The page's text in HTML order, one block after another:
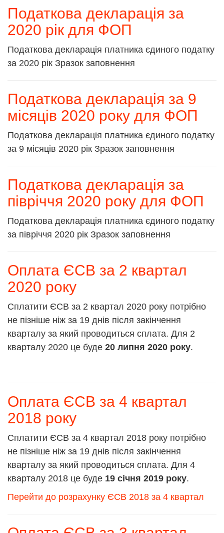
Податкова декларація за
2020 рік для ФОП
Податкова декларація платника єдиного податку
за 2020 рік Зразок заповнення
Податкова декларація за 9
місяців 2020 року для ФОП
Податкова декларація платника єдиного податку
за 9 місяців 2020 рік Зразок заповнення
Податкова декларація за
півріччя 2020 року для ФОП
Податкова декларація платника єдиного податку
за півріччя 2020 рік Зразок заповнення
Оплата ЄСВ за 2 квартал
2020 року
Сплатити ЄСВ за 2 квартал 2020 року потрібно
не пізніше ніж за 19 днів після закінчення
кварталу за який проводиться сплата. Для 2
кварталу 2020 це буде 20 липня 2020 року.
Оплата ЄСВ за 4 квартал
2018 року
Сплатити ЄСВ за 4 квартал 2018 року потрібно
не пізніше ніж за 19 днів після закінчення
кварталу за який проводиться сплата. Для 4
кварталу 2018 це буде 19 січня 2019 року.
Перейти до розрахунку ЄСВ 2018 за 4 квартал